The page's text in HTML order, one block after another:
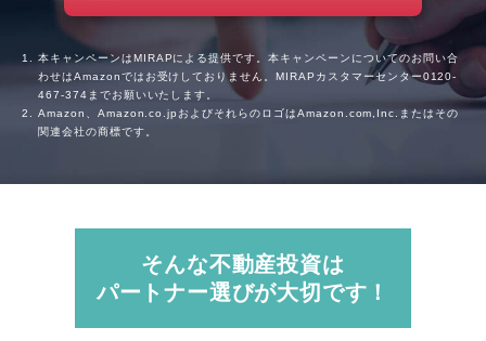
本キャンペーンはMIRAPによる提供です。本キャンペーンについてのお問い合
わせはAmazonではお受けしておりません。MIRAPカスタマーセンター0120-
467-374 までお願いいたします。
Amazon、Amazon.co.jpおよびそれらのロゴはAmazon.com,Inc.またはその
関連会社の商標です。
そんな不動産投資は
パートナー選びが大切です！